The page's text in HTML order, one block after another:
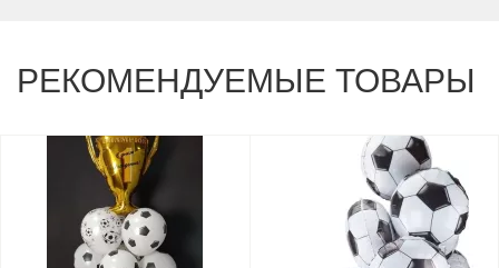
РЕКОМЕНДУЕМЫЕ ТОВАРЫ